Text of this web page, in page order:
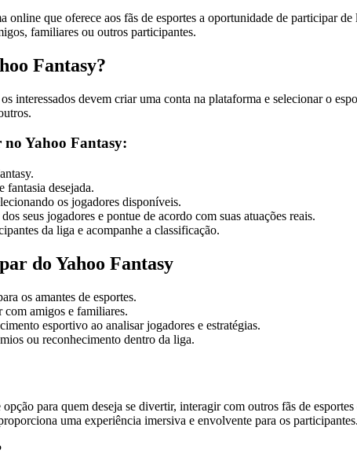
online que oferece aos fãs de esportes a oportunidade de participar
familiares ou outros participantes.
Fantasy?
interessados devem criar uma conta na plataforma e selecionar o
no Yahoo Fantasy:
fantasia desejada.
os jogadores disponíveis.
seus jogadores e pontue de acordo com suas atuações reais.
da liga e acompanhe a classificação.
do Yahoo Fantasy
os amantes de esportes.
com amigos e familiares.
esportivo ao analisar jogadores e estratégias.
ou reconhecimento dentro da liga.
para quem deseja se divertir, interagir com outros fãs de
uma experiência imersiva e envolvente para os participantes.